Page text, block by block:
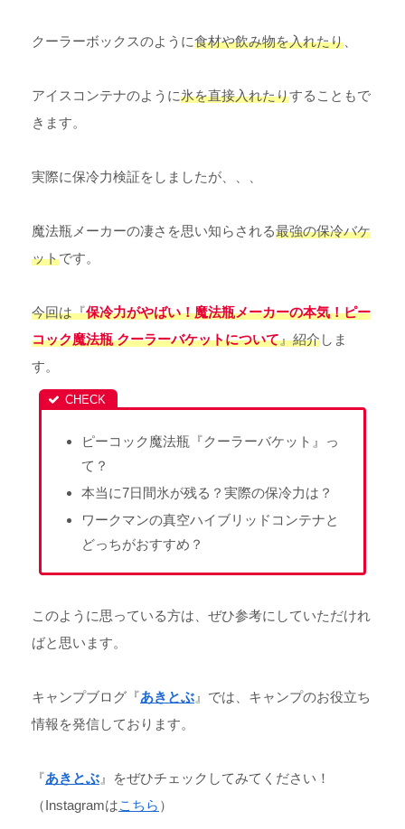
クーラーボックスのように食材や飲み物を入れたり
アイスコンテナのように氷を直接入れたりすることもで
きます。
実際に保冷力検証をしましたが、、、
魔法瓶メーカーの凄さを思い知らされる最強の保冷バケ
ットです。
今回は『保冷力がやばい！魔法瓶メーカーの本気！ピー
コック魔法瓶 クーラーバケットについて』紹介しま
す。
ピーコック魔法瓶『クーラーバケット』っ
て？
本当に7日間氷が残る？実際の保冷力は？
ワークマンの真空ハイブリッドコンテナと
どっちがおすすめ？
このように思っている方は、ぜひ参考にしていただけれ
ばと思います。
キャンプブログ『あきとぶ 』では、キャンプのお役立ち
情報を発信しております。
『あきとぶ 』をぜひチェックしてみてください！
（Instagramはこちら ）